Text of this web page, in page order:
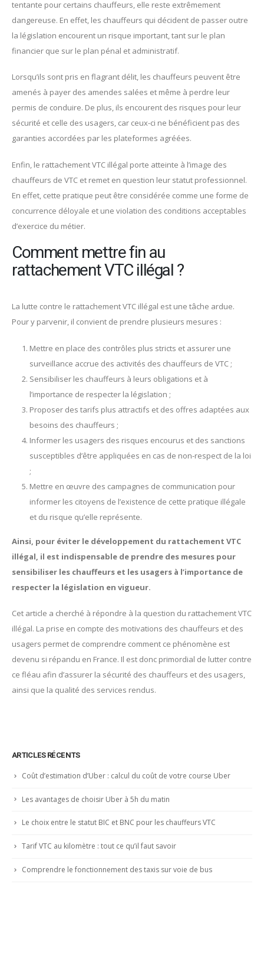
tentante pour certains chauffeurs, elle reste extrêmement
dangereuse. En effet, les chauffeurs qui décident de passer outre
la législation encourent un risque important, tant sur le plan
financier que sur le plan pénal et administratif.
Lorsqu’ils sont pris en flagrant délit, les chauffeurs peuvent être
amenés à payer des amendes salées et même à perdre leur
permis de conduire. De plus, ils encourent des risques pour leur
sécurité et celle des usagers, car ceux-ci ne bénéficient pas des
garanties accordées par les plateformes agréées.
Enfin, le rattachement VTC illégal porte atteinte à l’image des
chauffeurs de VTC et remet en question leur statut professionnel.
En effet, cette pratique peut être considérée comme une forme de
concurrence déloyale et une violation des conditions acceptables
d’exercice du métier.
Comment mettre fin au
rattachement VTC illégal ?
La lutte contre le rattachement VTC illégal est une tâche ardue.
Pour y parvenir, il convient de prendre plusieurs mesures :
Mettre en place des contrôles plus stricts et assurer une
surveillance accrue des activités des chauffeurs de VTC ;
Sensibiliser les chauffeurs à leurs obligations et à
l’importance de respecter la législation ;
Proposer des tarifs plus attractifs et des offres adaptées aux
besoins des chauffeurs ;
Informer les usagers des risques encourus et des sanctions
susceptibles d’être appliquées en cas de non-respect de la loi
;
Mettre en œuvre des campagnes de communication pour
informer les citoyens de l’existence de cette pratique illégale
et du risque qu’elle représente.
Ainsi, pour éviter le développement du rattachement VTC
illégal, il est indispensable de prendre des mesures pour
sensibiliser les chauffeurs et les usagers à l’importance de
respecter la législation en vigueur.
Cet article a cherché à répondre à la question du rattachement VTC
illégal. La prise en compte des motivations des chauffeurs et des
usagers permet de comprendre comment ce phénomène est
devenu si répandu en France. Il est donc primordial de lutter contre
ce fléau afin d’assurer la sécurité des chauffeurs et des usagers,
ainsi que la qualité des services rendus.
ARTICLES RÉCENTS
Coût d’estimation d’Uber : calcul du coût de votre course Uber
Les avantages de choisir Uber à 5h du matin
Le choix entre le statut BIC et BNC pour les chauffeurs VTC
Tarif VTC au kilomètre : tout ce qu’il faut savoir
Comprendre le fonctionnement des taxis sur voie de bus